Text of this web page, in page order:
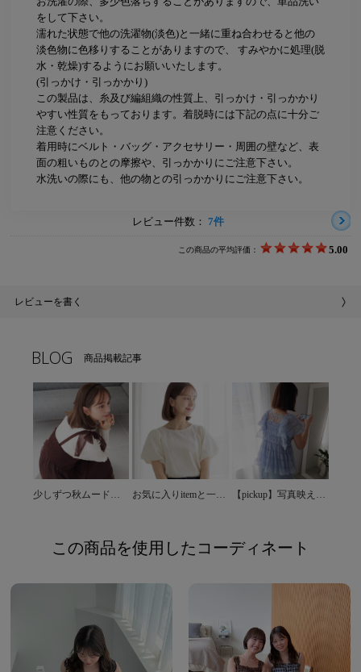
をして下さい。
濡れた状態で他の洗濯物(淡色)と一緒に重ね合わせると他の
淡色物に色移りすることがありますので、 すみやかに処理(脱
水・乾燥)するようにお願いいたします。
(引っかけ・引っかかり)
この製品は、糸及び編組織の性質上、引っかけ・引っかかり
やすい性質をもっております。着脱時には下記の点に十分ご
注意ください。
着用時にベルト・バッグ・アクセサリー・周囲の壁など、表
面の粗いものとの摩擦や、引っかかりにご注意下さい。
水洗いの際にも、他の物との引っかかりにご注意下さい。
レビュー件数： 7件
この商品の平均評価： 5.00
レビューを書く
BLOG 商品掲載記事
少しずつ秋ムードに・・♡ お気に入りitemと一緒に！+1item＊ 【pickup】写真映え間違いなしの涼し気ブラウス♡
この商品を使用したコーディネート